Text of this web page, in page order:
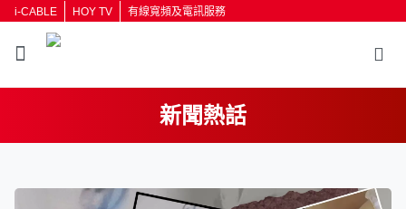
i-CABLE HOY TV 有線寬頻及電訊服務
新聞熱話
按輸入鍵開始搜尋